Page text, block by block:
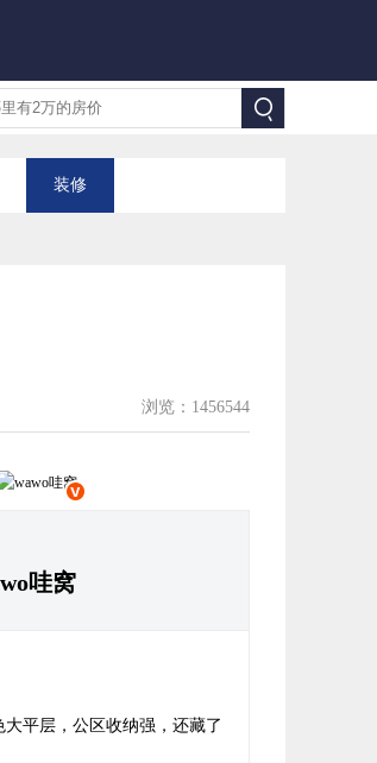
装修
浏览：1456544
哇窝
平层，公区收纳强，还藏了